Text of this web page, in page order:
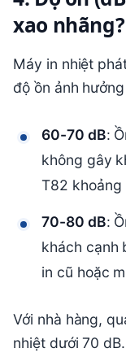
xao nhãng?
Máy in nhiệt
độ ồn ảnh
60-70 dB:
không gây
T82 khoảng
70-80 dB:
khách cạnh
in cũ hoặc
Với nhà hàng,
nhiệt dưới 70